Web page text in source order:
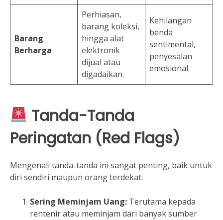
Barang
Berharga
Perhiasan,
barang koleksi,
hingga alat
elektronik
dijual atau
digadaikan.
Kehilangan
benda
sentimental,
penyesalan
emosional.
Tanda-Tanda
Peringatan (Red Flags)
Mengenali tanda-tanda ini sangat penting, baik untuk
diri sendiri maupun orang terdekat:
Sering Meminjam Uang: Terutama kepada
rentenir atau meminjam dari banyak sumber